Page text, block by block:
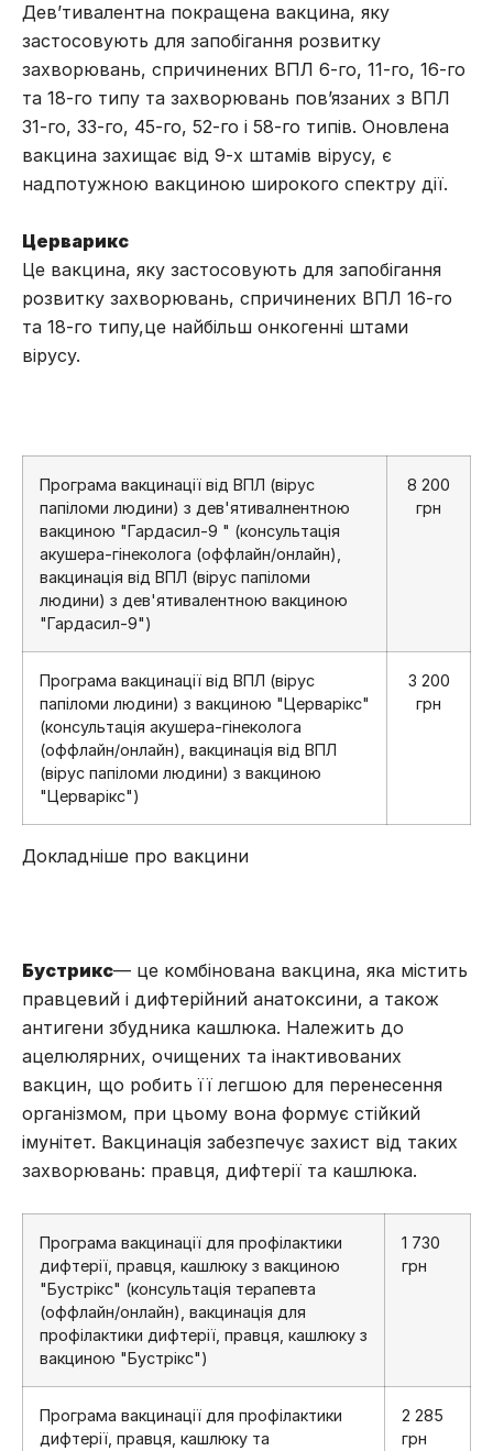
Дев’тивалентна покращена вакцина, яку
застосовують для запобігання розвитку
захворювань, спричинених ВПЛ 6-го, 11-го, 16-го
та 18-го типу та захворювань пов’язаних з ВПЛ
31-го, 33-го, 45-го, 52-го і 58-го типів. Оновлена
вакцина захищає від 9-х штамів вірусу, є
надпотужною вакциною широкого спектру дії.
Церварикс
Це вакцина, яку застосовують для запобігання
розвитку захворювань, спричинених ВПЛ 16-го
та 18-го типу,це найбільш онкогенні штами
вірусу.
Програма вакцинації від ВПЛ (вірус
папіломи людини) з дев'ятивалнентною
вакциною "Гардасил-9 " (консультація
акушера-гінеколога (оффлайн/онлайн),
вакцинація від ВПЛ (вірус папіломи
людини) з дев'ятивалентною вакциною
"Гардасил-9")
8 200
грн
Програма вакцинації від ВПЛ (вірус
папіломи людини) з вакциною "Церварікс"
(консультація акушера-гінеколога
(оффлайн/онлайн), вакцинація від ВПЛ
(вірус папіломи людини) з вакциною
"Церварікс")
3 200
грн
Докладніше про вакцини
Бустрикс— це комбінована вакцина, яка містить
правцевий і дифтерійний анатоксини, а також
антигени збудника кашлюка. Належить до
ацелюлярних, очищених та інактивованих
вакцин, що робить її легшою для перенесення
організмом, при цьому вона формує стійкий
імунітет. Вакцинація забезпечує захист від таких
захворювань: правця, дифтерії та кашлюка.
Програма вакцинації для профілактики
дифтерії, правця, кашлюку з вакциною
"Бустрікс" (консультація терапевта
(оффлайн/онлайн), вакцинація для
профілактики дифтерії, правця, кашлюку з
вакциною "Бустрікс")
1 730
грн
Програма вакцинації для профілактики
дифтерії, правця, кашлюку та
2 285
грн